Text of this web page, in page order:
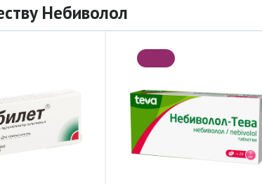
Небиволол